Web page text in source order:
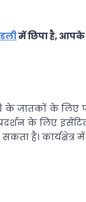
में छिपा है, आपके
के जातकों के लिए
के लिए
है।